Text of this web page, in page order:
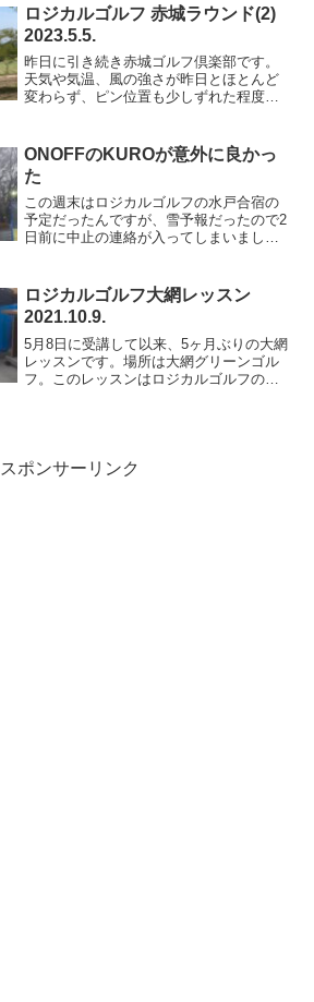
プ連。次に5I、7W...
ロジカルゴルフ 赤城ラウンド(2)
2023.5.5.
昨日に引き続き赤城ゴルフ倶楽部です。
天気や気温、風の強さが昨日とほとんど
変わらず、ピン位置も少しずれた程度と
ョンの中、なんとか昨日より良いスコア
で回る事ができました。ロ...
ONOFFのKUROが意外に良かっ
た
この週末はロジカルゴルフの水戸合宿の
予定だったんですが、雪予報だったので2
日前に中止の連絡が入ってしまいまし
で、中止の判断は妥当だったと思いま
す。さて2日間予定がぽっか...
ロジカルゴルフ大網レッスン
2021.10.9.
5月8日に受講して以来、5ヶ月ぶりの大網
レッスンです。場所は大網グリーンゴル
フ。このレッスンはロジカルゴルフの基
スポンサーリンク